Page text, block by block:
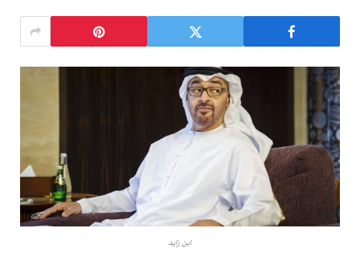
ابن زايد